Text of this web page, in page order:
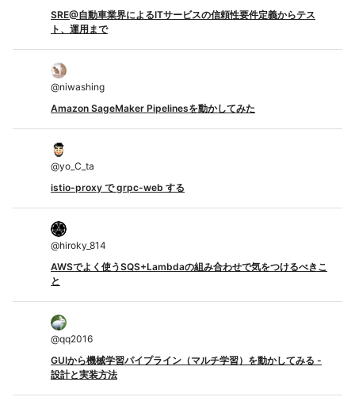
SRE@自動車業界によるITサービスの信頼性要件定義からテス
ト、運用まで
@niwashing
Amazon SageMaker Pipelinesを動かしてみた
@yo_C_ta
istio-proxy で grpc-web する
@hiroky_814
AWSでよく使うSQS+Lambdaの組み合わせで気をつけるべきこ
と
@qq2016
GUIから機械学習パイプライン（マルチ学習）を動かしてみる -
設計と実装方法